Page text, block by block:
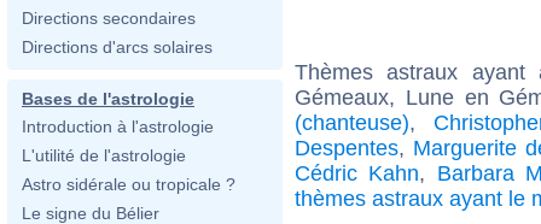
Directions secondaires
Directions d'arcs solaires
Bases de l'astrologie
Introduction à l'astrologie
L'utilité de l'astrologie
Astro sidérale ou tropicale ?
Le signe du Bélier
Thèmes astraux
Gémeaux, Lune en
(chanteuse),
Despentes, Marguerite
Cédric Kahn, Barbara
thèmes astraux ayant le